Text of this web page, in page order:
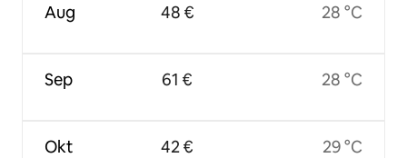
Aug
Sep
Okt
48 €
61 €
42 €
28 °C
28 °C
29 °C